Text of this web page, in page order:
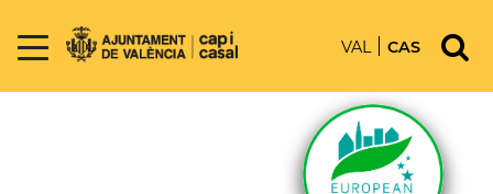
VAL CAS